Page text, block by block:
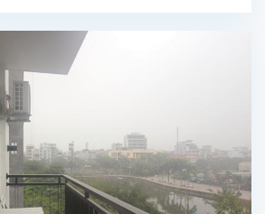
căn hộ
đươc
lắp đặt
các
trang